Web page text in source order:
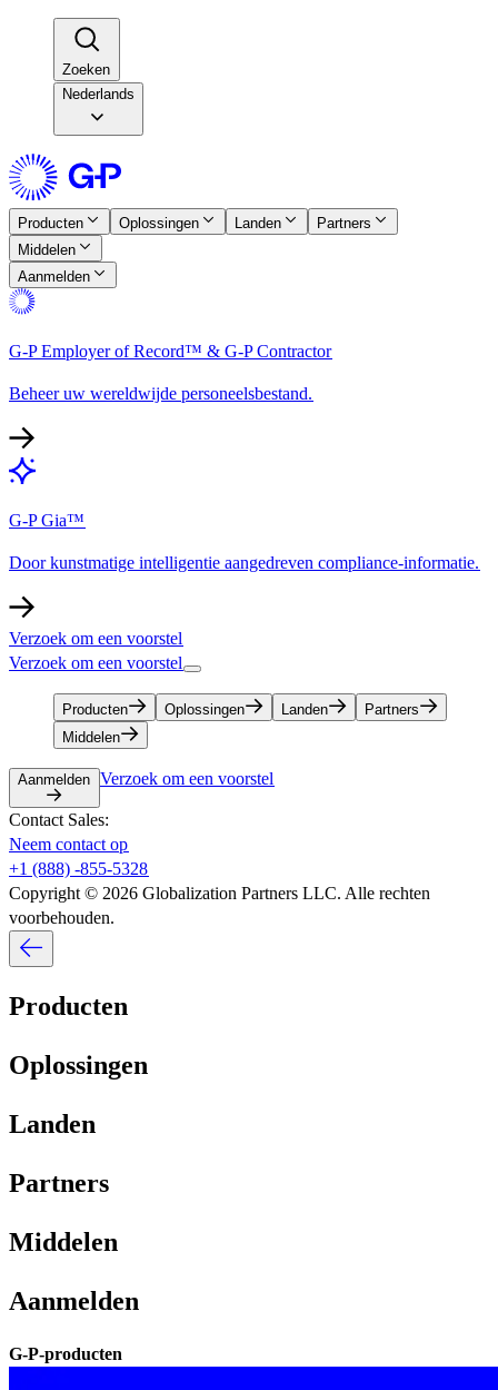
Zoeken​​
Nederlands
Producten​​ Oplossingen​​ Landen​​
Partners​​
Middelen​​
Aanmelden​​
G-P Employer of Record™ & G-P Contractor​​
Beheer uw wereldwijde personeelsbestand.​​
G-P Gia™​​
Door kunstmatige intelligentie aangedreven compliance-informatie.​​
Verzoek om een voorstel​​
Verzoek om een voorstel​​
Producten​​ Oplossingen​​ Landen​​
Partners​​
Middelen​​
Aanmelden​​ Verzoek om een voorstel​​
Contact Sales:​​
Neem contact op​​
+1 (888) -855-5328​​
Copyright © 2026 Globalization Partners LLC. Alle rechten
voorbehouden.​​
Producten​​
Oplossingen​​
Landen​​
Partners​​
Middelen​​
Aanmelden​​
G-P-producten​​